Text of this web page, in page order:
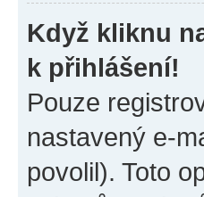
Když kliknu
k přihlášení!
Pouze
nastavený e-
povolil). Toto